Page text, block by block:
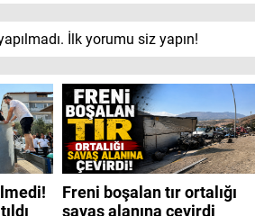
İlk yorumu siz yapın!
Freni boşalan tır ortalığı
savaş alanına çevirdi